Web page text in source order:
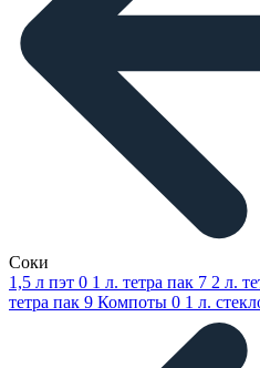
Соки
1,5 л пэт 0 1 л. тетра пак 7 2 л.
тетра пак 9 Компоты 0 1 л.